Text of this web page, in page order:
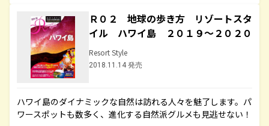
Ｒ０２ 地球の歩き方 リゾートスタ
イル ハワイ島 ２０１９～２０２０
Resort Style
2018.11.14 発売
ハワイ島のダイナミックな自然は訪れる人々を魅了します。パ
ワースポットも数多く、進化する自然派グルメも見逃せない！